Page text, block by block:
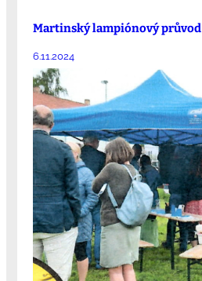
Martinský lampiónový průvod
6.11.2024